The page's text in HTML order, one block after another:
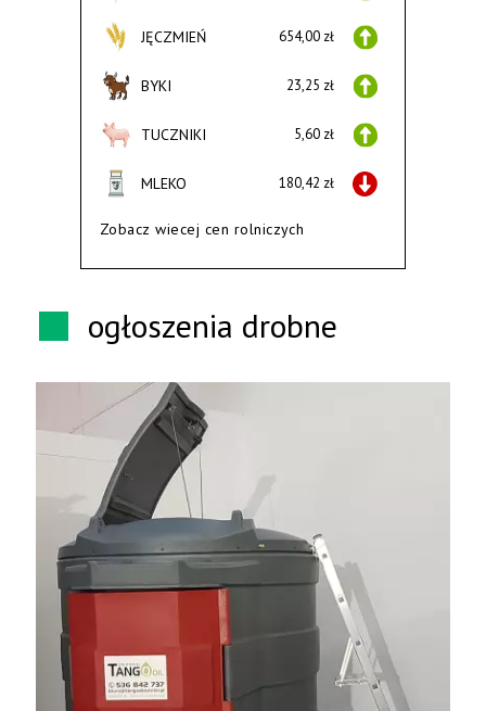
JĘCZMIEŃ 654,00 zł
BYKI 23,25 zł
TUCZNIKI 5,60 zł
MLEKO 180,42 zł
Zobacz wiecej cen rolniczych
ogłoszenia drobne